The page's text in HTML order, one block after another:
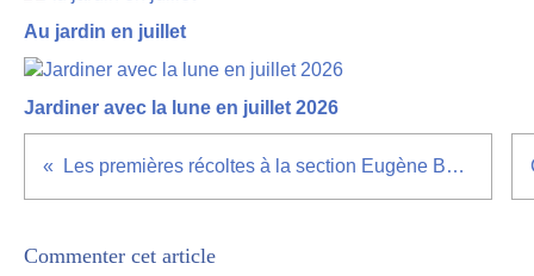
Au jardin en juillet
Jardiner avec la lune en juillet 2026
Les premières récoltes à la section Eugène Beaune
Commenter cet article